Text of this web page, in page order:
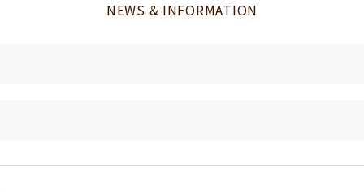
NEWS & INFORMATION